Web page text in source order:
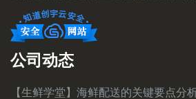
公司动态
【生鲜学堂】海鲜配送的关键要点分